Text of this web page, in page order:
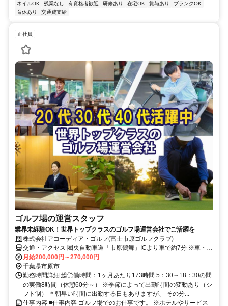
ネイルOK
残業なし 有資格者歓迎 研修あり 在宅OK 賞与あり
ブランクOK
育休あり
交通費支給
正社員
ゴルフ場の運営スタッフ
業界未経験OK！世界トップクラスのゴルフ場運営会社でご活躍を
株式会社アコーディア・ゴルフ(富士市原ゴルフクラブ)
交通・アクセス 圏央自動車道「市原鶴舞」ICより車で約7分 ※車・バ
イク通勤OK！
月給200,000円～270,000円
千葉県市原市
勤務時間詳細 総労働時間：1ヶ月あたり173時間 5：30～18：30の間
の実働8時間（休憩60分～） ※季節によって出勤時間の変動あり（シ
フト制） ＊朝早い時間に出勤する日もありますが、 その分...
仕事内容 ■仕事内容 ゴルフ場でのお仕事です。 ※ホテルやサービス